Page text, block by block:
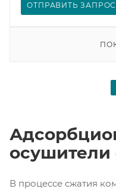
ОТПРАВИТЬ ЗАПРОС
осушители
В процессе сжатия